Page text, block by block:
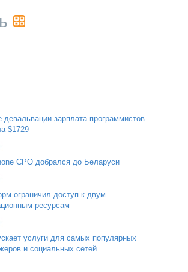
девальвации зарплата программистов
$1729
CPO добрался до Беларуси
ограничил доступ к двум
ресурсам
услуги для самых популярных
и социальных сетей